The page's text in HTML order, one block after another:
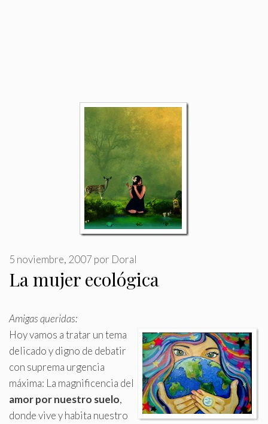
La mujer ecológica
5 noviembre, 2007 por Doral
Amigas queridas:
Hoy vamos a tratar un tema
delicado y digno de debatir
con suprema urgencia
máxima: La magnificencia del
amor por nuestro suelo,
donde vive y habita nuestro